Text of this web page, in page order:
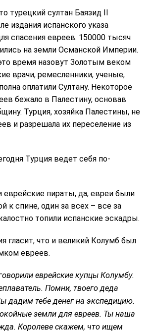
турецкий султан Баязид II
издания испанского указа
спасения евреев. 150000 тысяч
на земли Османской Империи.
время назовут Золотым веком
врачи, ремесленники, ученые,
оплатили Султану. Некоторое
бежало в Палестину, основав
Турция, хозяйка Палестины, не
и разрешала их переселение из
Турция ведет себя по-
еврейские пираты, да, евреи были
к спине, один за всех – все за
топили испанские эскадры.
гласит, что и великий Колумб был
евреев.
еврейские купцы Колумбу.
Помни, твоего деда
дадим тебе денег на экспедицию.
земли для евреев. Ты наша
Королеве скажем, что ищем